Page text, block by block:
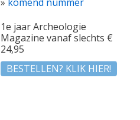
1e jaar Archeologie
Magazine vanaf slechts €
24,95
BESTELLEN? KLIK HIER!